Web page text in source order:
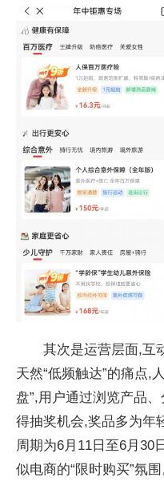
其次是运营层面,互
天然“低频触达”的痛点,
盘”,用户通过浏览产品
得抽奖机会,奖品多为年
周期为6月11日至6月30
似电商的“限时购买”氛